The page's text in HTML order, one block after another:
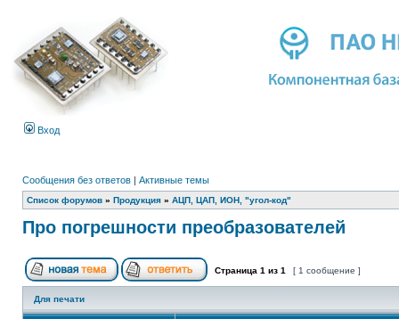
Вход
Сообщения без ответов | Активные темы
Список форумов » Продукция » АЦП, ЦАП, ИОН, "угол-код"
Про погрешности преобразователей
Страница 1 из 1 [ 1 сообщение ]
Для печати